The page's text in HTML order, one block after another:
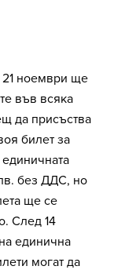
21 ноември ще
във всяка
да присъства
билет за
без ДДС, но
ще се
След 14
единична
могат да